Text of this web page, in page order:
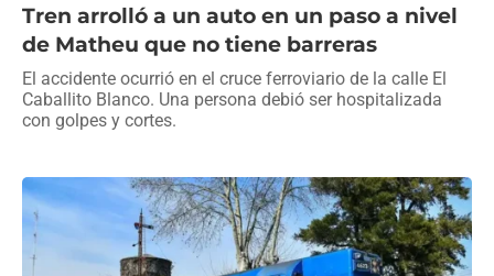
Tren arrolló a un auto en un paso a nivel
de Matheu que no tiene barreras
El accidente ocurrió en el cruce ferroviario de la calle El
Caballito Blanco. Una persona debió ser hospitalizada
con golpes y cortes.